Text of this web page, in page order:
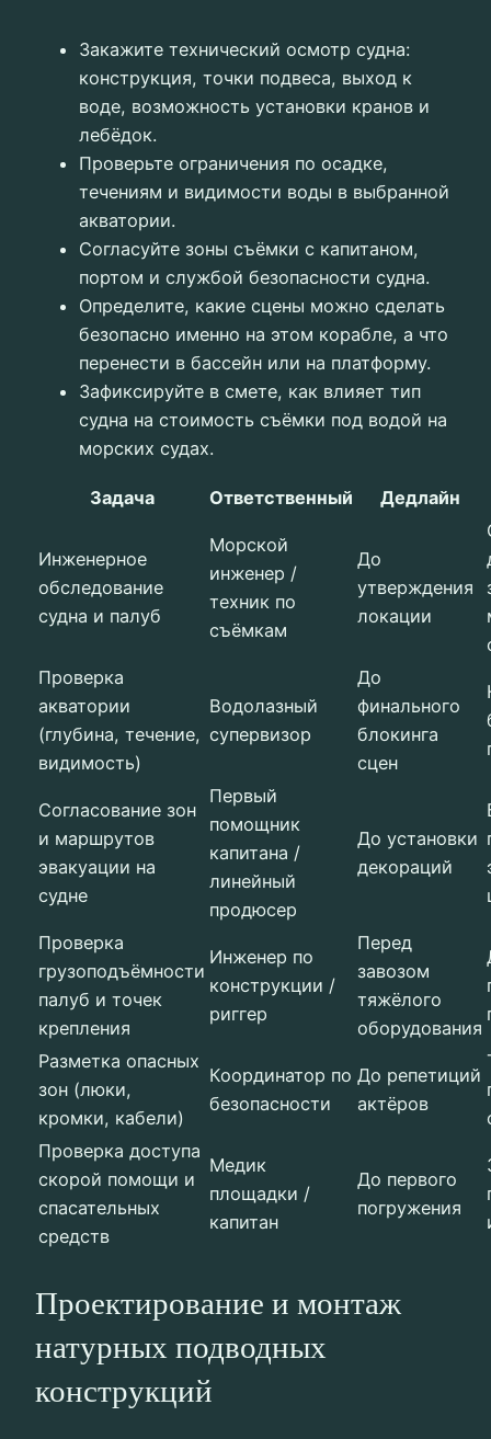
Закажите технический осмотр судна:
конструкция, точки подвеса, выход к
воде, возможность установки кранов и
лебёдок.
Проверьте ограничения по осадке,
течениям и видимости воды в выбранной
акватории.
Согласуйте зоны съёмки с капитаном,
портом и службой безопасности судна.
Определите, какие сцены можно сделать
безопасно именно на этом корабле, а что
перенести в бассейн или на платформу.
Зафиксируйте в смете, как влияет тип
судна на стоимость съёмки под водой на
морских судах.
Задача Ответственный Дедлайн
Инженерное
обследование
судна и палуб
Морской
инженер /
техник по
съёмкам
До
утверждения
локации
Проверка
акватории
(глубина, течение,
видимость)
Водолазный
супервизор
До
финального
блокинга
сцен
Согласование зон
и маршрутов
эвакуации на
судне
Первый
помощник
капитана /
линейный
продюсер
До установки
декораций
Проверка
грузоподъёмности
палуб и точек
крепления
Инженер по
конструкции /
риггер
Перед
завозом
тяжёлого
оборудования
Разметка опасных
зон (люки,
кромки, кабели)
Координатор по
безопасности
До репетиций
актёров
Проверка доступа
скорой помощи и
спасательных
средств
Медик
площадки /
капитан
До первого
погружения
Проектирование и монтаж
натурных подводных
конструкций